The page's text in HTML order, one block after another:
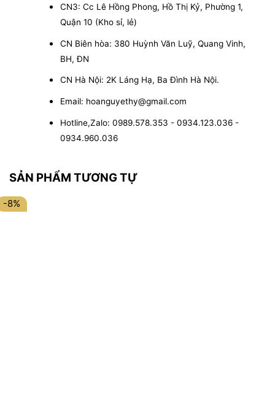
CN3: Cc Lê Hồng Phong, Hồ Thị Kỷ, Phường 1,
Quận 10 (Kho sỉ, lẻ)
CN Biên hòa: 380 Huỳnh Văn Luỹ, Quang Vinh,
BH, ĐN
CN Hà Nội: 2K Láng Hạ, Ba Đình Hà Nội.
Email: hoanguyethy@gmail.com
Hotline,Zalo: 0989.578.353 - 0934.123.036 -
0934.960.036
SẢN PHẨM TƯƠNG TỰ
-8%